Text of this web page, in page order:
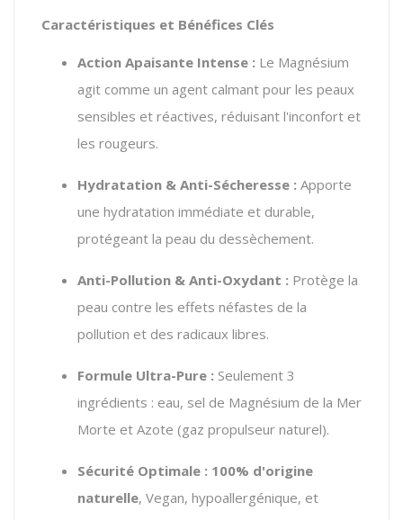
Caractéristiques et Bénéfices Clés
Action Apaisante Intense : Le Magnésium
agit comme un agent calmant pour les peaux
sensibles et réactives, réduisant l'inconfort et
les rougeurs.
Hydratation & Anti-Sécheresse : Apporte
une hydratation immédiate et durable,
protégeant la peau du dessèchement.
Anti-Pollution & Anti-Oxydant : Protège la
peau contre les effets néfastes de la
pollution et des radicaux libres.
Formule Ultra-Pure : Seulement 3
ingrédients : eau, sel de Magnésium de la Mer
Morte et Azote (gaz propulseur naturel).
Sécurité Optimale : 100% d'origine
naturelle, Vegan, hypoallergénique, et